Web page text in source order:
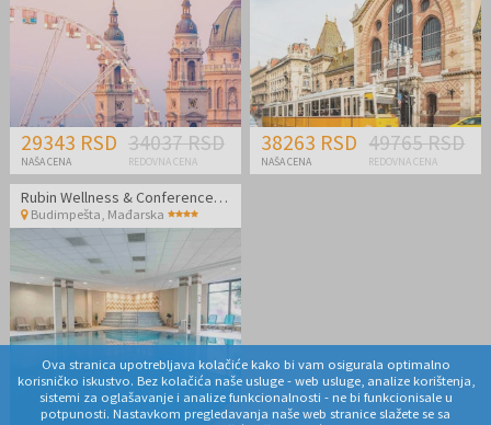
29343 RSD
NAŠA CENA
34037 RSD
REDOVNA CENA
38263 RSD
NAŠA CENA
49765 RSD
REDOVNA CENA
Rubin Wellness & Conference Hotel
Budimpešta Mađarska
Ova stranica upotrebljava kolačiće kako bi vam osigurala optimalno
korisničko iskustvo. Bez kolačića naše usluge - web usluge, analize korištenja,
sistemi za oglašavanje i analize funkcionalnosti - ne bi funkcionisale u
potpunosti. Nastavkom pregledavanja naše web stranice slažete se sa